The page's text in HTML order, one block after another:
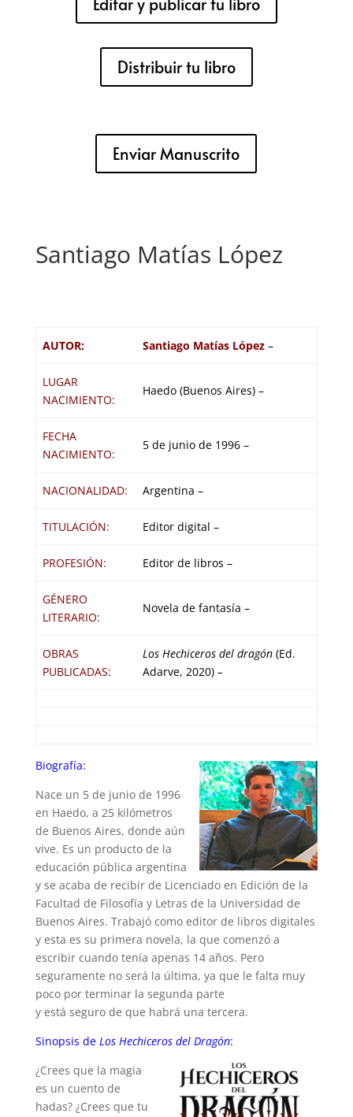
Distribuir tu libro
Enviar Manuscrito
Santiago Matías López
AUTOR: Santiago Matías López –
LUGAR
NACIMIENTO:
Haedo (Buenos Aires) –
FECHA
NACIMIENTO:
5 de junio de 1996 –
NACIONALIDAD: Argentina –
TITULACIÓN: Editor digital –
PROFESIÓN: Editor de libros –
GÉNERO
LITERARIO:
Novela de fantasía –
OBRAS
PUBLICADAS:
Los Hechiceros del dragón (Ed.
Adarve, 2020) –
Biografía:
Nace un 5 de junio de 1996
en Haedo, a 25 kilómetros
de Buenos Aires, donde aún
vive. Es un producto de la
educación pública argentina
y se acaba de recibir de Licenciado en Edición de la
Facultad de Filosofía y Letras de la Universidad de
Buenos Aires. Trabajó como editor de libros digitales
y esta es su primera novela, la que comenzó a
escribir cuando tenía apenas 14 años. Pero
seguramente no será la última, ya que le falta muy
poco por terminar la segunda parte
y está seguro de que habrá una tercera.
Sinopsis de Los Hechiceros del Dragón:
¿Crees que la magia
es un cuento de
hadas? ¿Crees que tu